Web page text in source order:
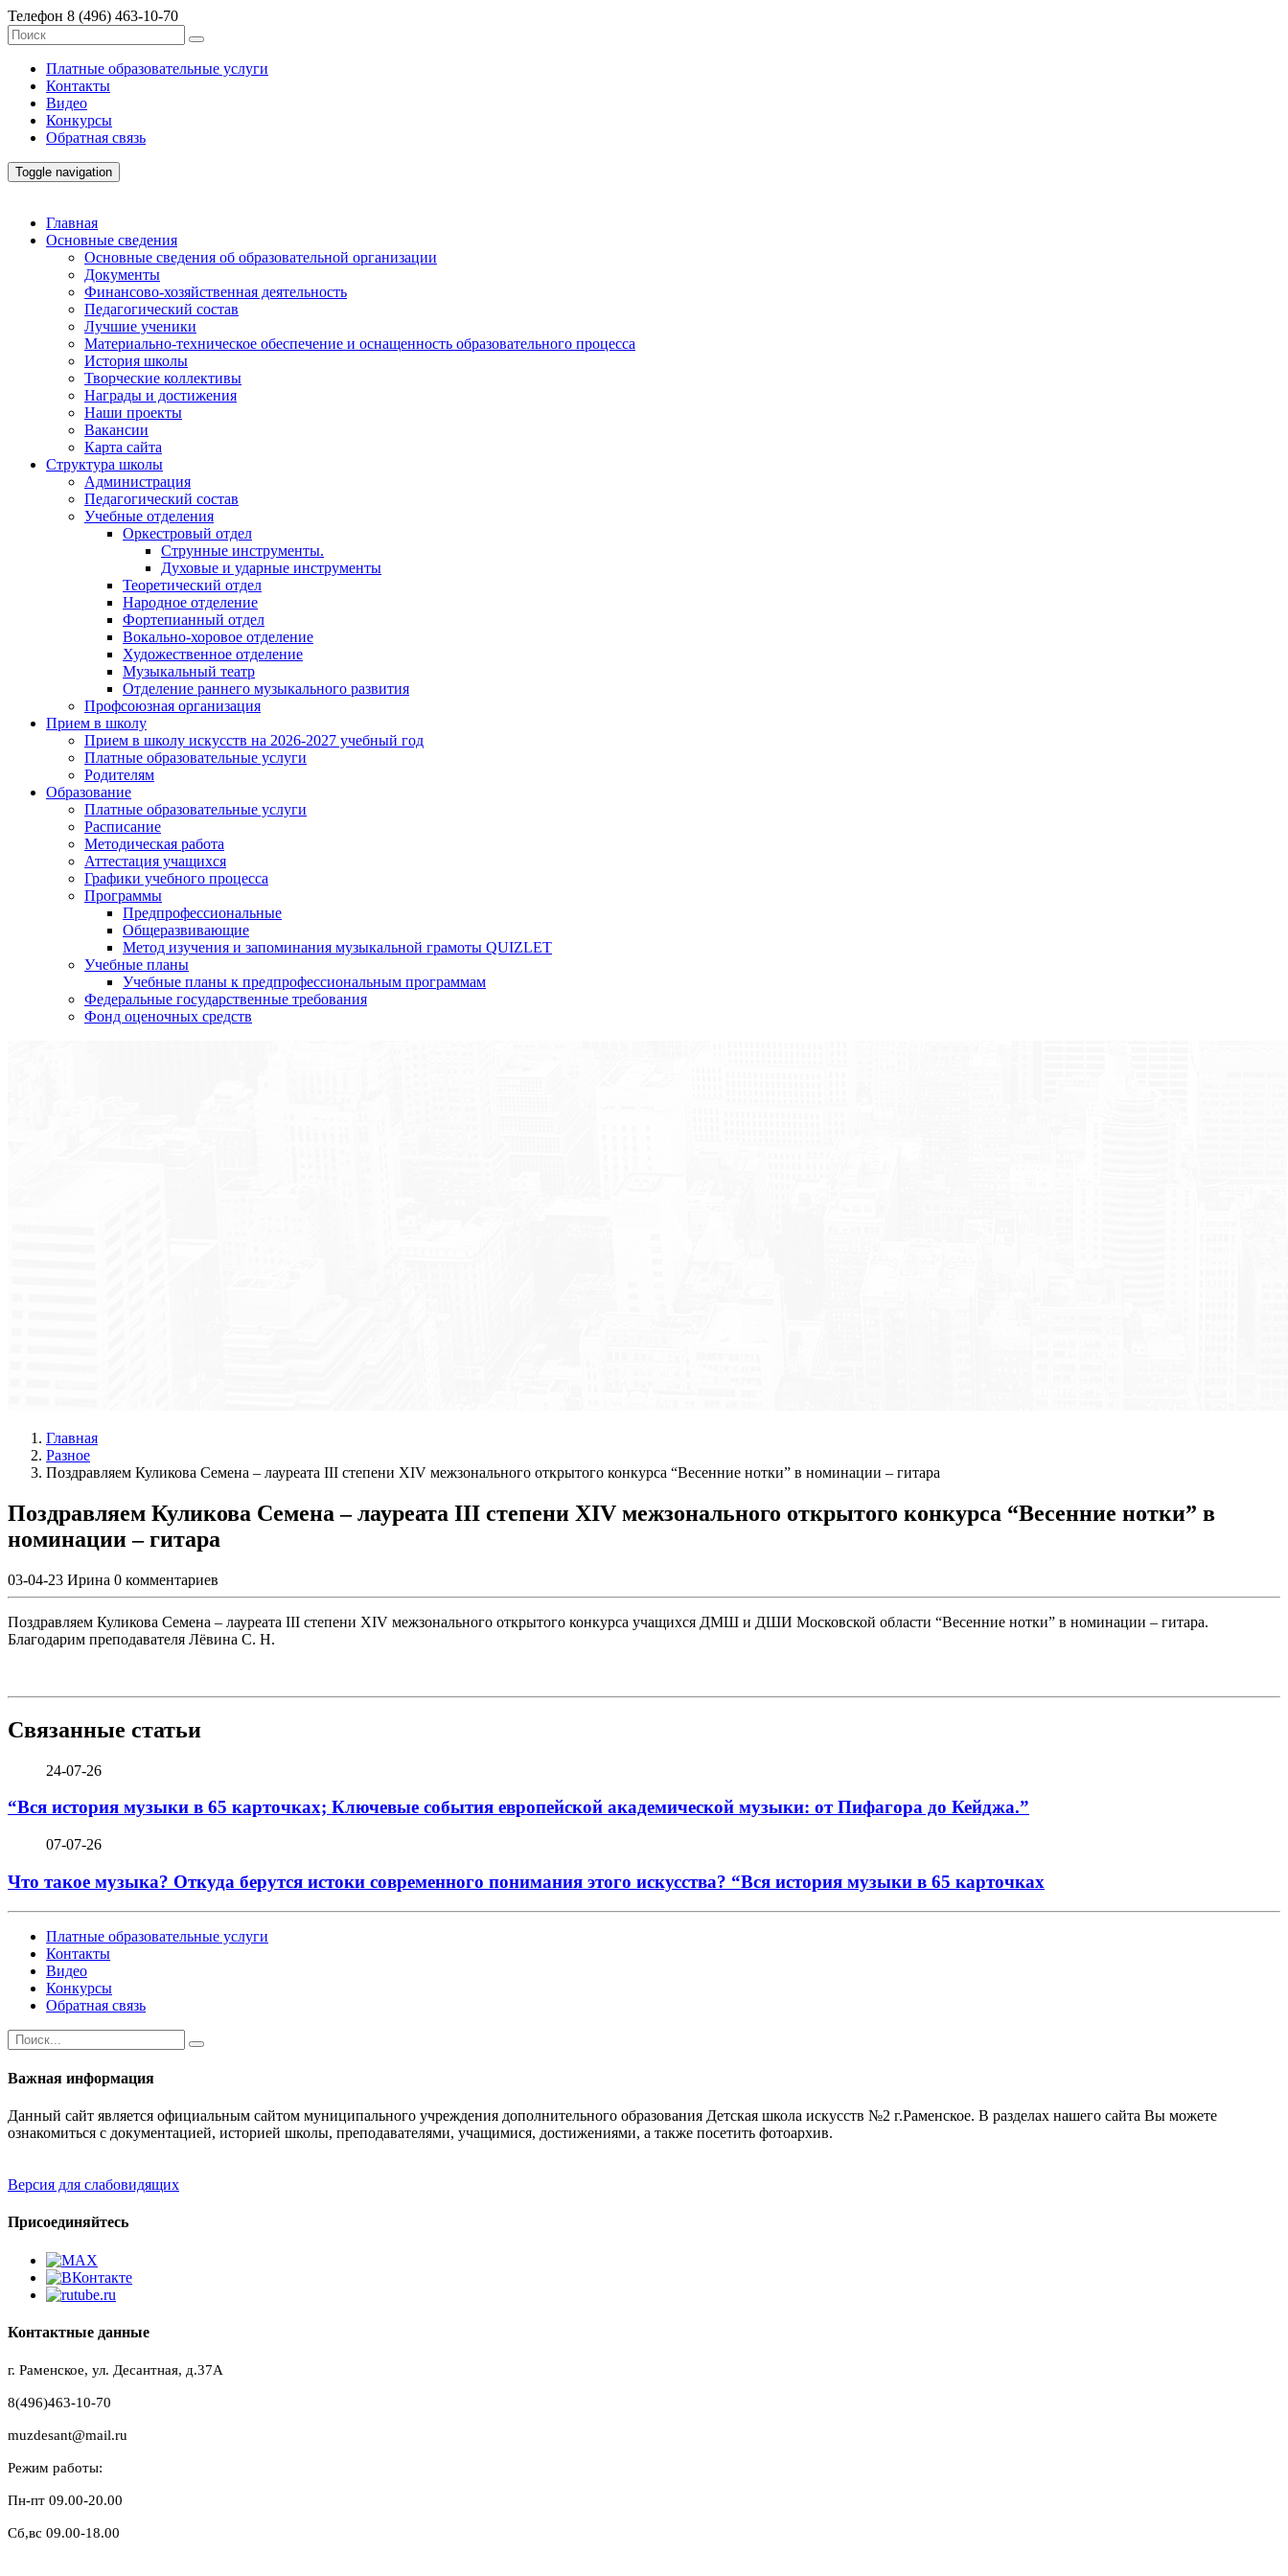
Телефон 8 (496) 463-10-70
Платные образовательные услуги
Контакты
Видео
Конкурсы
Обратная связь
Toggle navigation
Главная
Основные сведения
Основные сведения об образовательной организации
Документы
Финансово-хозяйственная деятельность
Педагогический состав
Лучшие ученики
Материально-техническое обеспечение и оснащенность образовательного процесса
История школы
Творческие коллективы
Награды и достижения
Наши проекты
Вакансии
Карта сайта
Структура школы
Администрация
Педагогический состав
Учебные отделения
Оркестровый отдел
Струнные инструменты.
Духовые и ударные инструменты
Теоретический отдел
Народное отделение
Фортепианный отдел
Вокально-хоровое отделение
Художественное отделение
Музыкальный театр
Отделение раннего музыкального развития
Профсоюзная организация
Прием в школу
Прием в школу искусств на 2026-2027 учебный год
Платные образовательные услуги
Родителям
Образование
Платные образовательные услуги
Расписание
Методическая работа
Аттестация учащихся
Графики учебного процесса
Программы
Предпрофессиональные
Общеразвивающие
Метод изучения и запоминания музыкальной грамоты QUIZLET
Учебные планы
Учебные планы к предпрофессиональным программам
Федеральные государственные требования
Фонд оценочных средств
Главная
Разное
Поздравляем Куликова Семена – лауреата III степени XIV межзонального открытого конкурса “Весенние нотки” в номинации – гитара
Поздравляем Куликова Семена – лауреата III степени XIV межзонального открытого конкурса “Весенние нотки” в
номинации – гитара
03-04-23 Ирина 0 комментариев
Поздравляем Куликова Семена – лауреата III степени XIV межзонального открытого конкурса учащихся ДМШ и ДШИ Московской области “Весенние нотки” в номинации – гитара.
Благодарим преподавателя Лëвина С. Н.
Связанные статьи
24-07-26
“Вся история музыки в 65 карточках; Ключевые события европейской академической музыки: от Пифагора до Кейджа.”
07-07-26
Что такое музыка? Откуда берутся истоки современного понимания этого искусства? “Вся история музыки в 65 карточках
Платные образовательные услуги
Контакты
Видео
Конкурсы
Обратная связь
Важная информация
Данный сайт является официальным сайтом муниципального учреждения дополнительного образования Детская школа искусств №2 г.Раменское. В разделах нашего сайта Вы можете
ознакомиться с документацией, историей школы, преподавателями, учащимися, достижениями, а также посетить фотоархив.
Версия для слабовидящих
Присоединяйтесь
Контактные данные
г. Раменское, ул. Десантная, д.37A
8(496)463-10-70
muzdesant@mail.ru
Режим работы:
Пн-пт 09.00-20.00
Сб,вс 09.00-18.00